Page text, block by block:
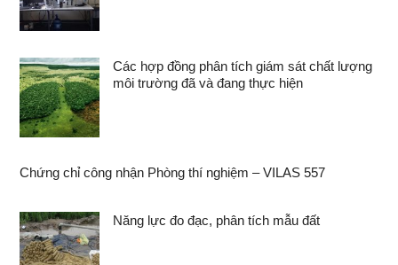
Các hợp đồng phân tích giám sát chất lượng
môi trường đã và đang thực hiện
Chứng chỉ công nhận Phòng thí nghiệm – VILAS 557
Năng lực đo đạc, phân tích mẫu đất